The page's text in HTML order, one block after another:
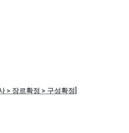
> 장르확정 > 구성확정]